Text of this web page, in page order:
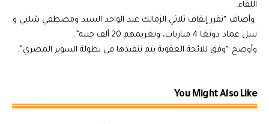
اللقاء.
وأضاف “تقرر إيقاف ثلاثي الزمالك عبد الواحد السيد ومصطفي شلبي و
نبيل عماد دونغا 4 مباريات، وتغريمهم 20 ألف جنيه”.
وأوضح “وفق للائحة العقوبة يتم تنفيذها في بطولة السوبر المصري”.
You Might Also Like